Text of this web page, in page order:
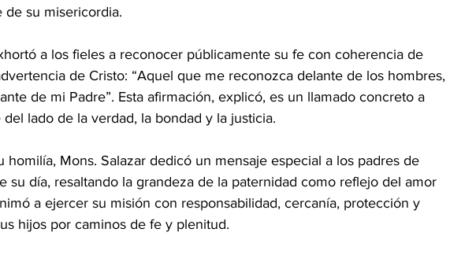
de su misericordia.
a los fieles a reconocer públicamente su fe con coherencia de
de Cristo: “Aquel que me reconozca delante de los hombres,
de mi Padre”. Esta afirmación, explicó, es un llamado concreto a
lado de la verdad, la bondad y la justicia.
homilía, Mons. Salazar dedicó un mensaje especial a los padres de
su día, resaltando la grandeza de la paternidad como reflejo del amor
a ejercer su misión con responsabilidad, cercanía, protección y
hijos por caminos de fe y plenitud.